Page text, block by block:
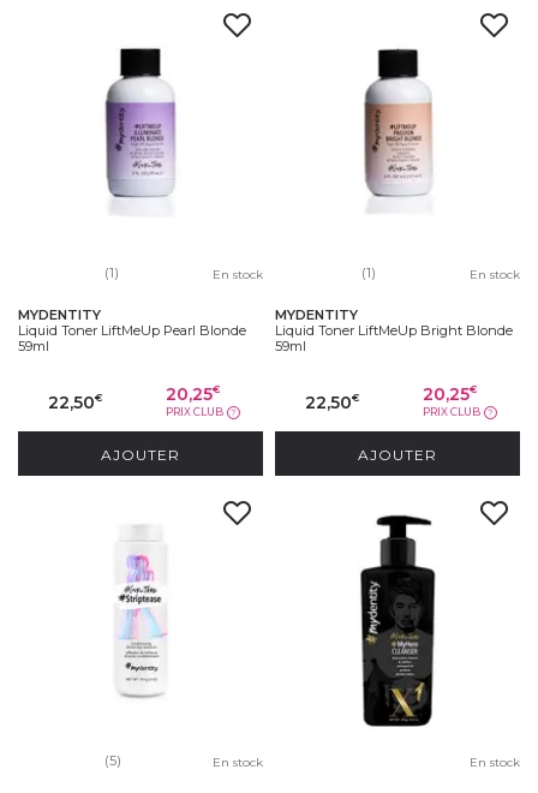
(1) En stock
MYDENTITY
Liquid Toner LiftMeUp Pearl Blonde
59ml
22,50€ 20,25€
PRIX CLUB ?
AJOUTER
(1) En stock
MYDENTITY
Liquid Toner LiftMeUp Bright Blonde
59ml
22,50€ 20,25€
PRIX CLUB ?
AJOUTER
(5) En stock En stock